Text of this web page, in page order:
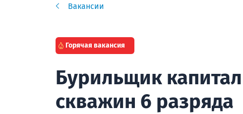
Вакансии
Горячая вакансия
Бурильщик
скважин 6 разряда